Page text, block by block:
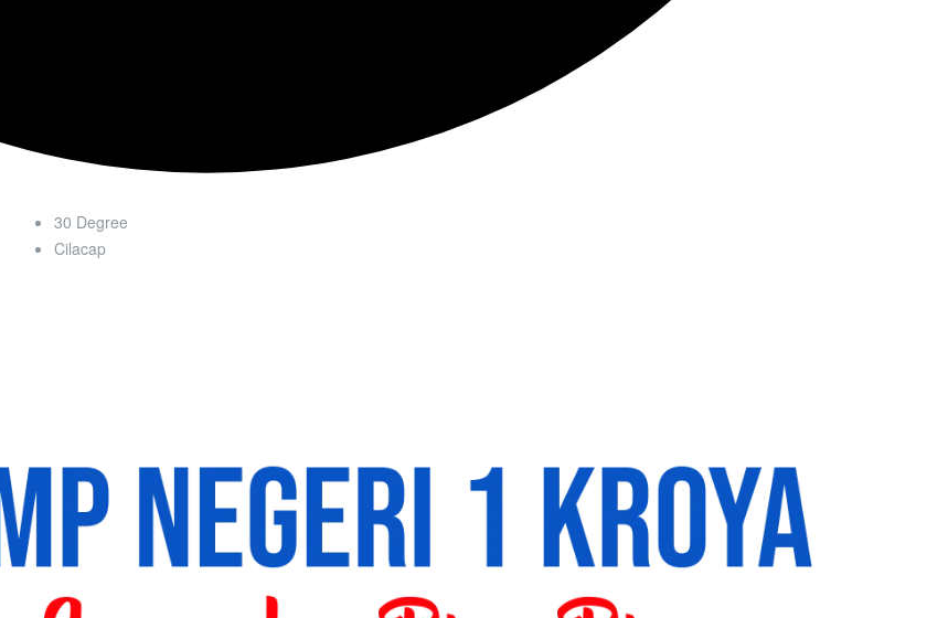
30 Degree
Cilacap